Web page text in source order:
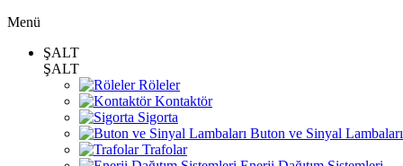
Menü
ŞALT
ŞALT
Röleler
Kontaktör
Sigorta
Buton ve Sinyal Lambaları
Trafolar